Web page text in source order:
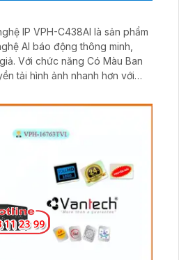
IP VPH-C438AI là sản phẩm
AI báo động thông minh,
Ban
tải hình ảnh nhanh hơn với